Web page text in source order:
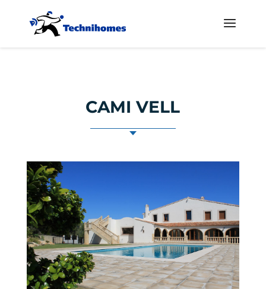
CAMI VELL